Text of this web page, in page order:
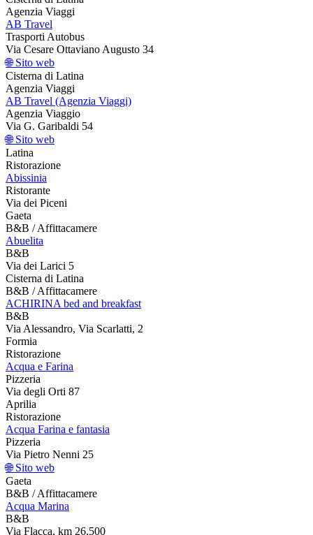
Agenzia Viaggi
AB Travel
Trasporti Autobus
Via Cesare Ottaviano Augusto 34
🌐 Sito web
Cisterna di Latina
Agenzia Viaggi
AB Travel (Agenzia Viaggi)
Agenzia Viaggio
Via G. Garibaldi 54
🌐 Sito web
Latina
Ristorazione
Abissinia
Ristorante
Via dei Piceni
Gaeta
B&B / Affittacamere
Abuelita
B&B
Via dei Larici 5
Cisterna di Latina
B&B / Affittacamere
ACHIRINA bed and breakfast
B&B
Via Alessandro, Via Scarlatti, 2
Formia
Ristorazione
Acqua e Farina
Pizzeria
Via degli Orti 87
Aprilia
Ristorazione
Acqua Farina e fantasia
Pizzeria
Via Pietro Nenni 25
🌐 Sito web
Gaeta
B&B / Affittacamere
Acqua Marina
B&B
Via Flacca, km 26,500